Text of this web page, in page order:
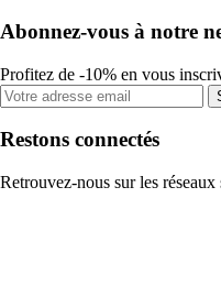
Abonnez-vous à notre
Profitez de -10% en vous
Restons connectés
Retrouvez-nous sur les réseaux